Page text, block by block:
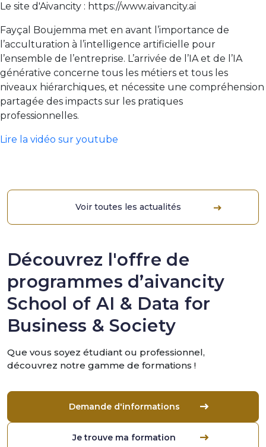
Le site d'Aivancity : https://www.aivancity.ai
Fayçal Boujemma met en avant l’importance de
l’acculturation à l’intelligence artificielle pour
l’ensemble de l’entreprise. L’arrivée de l’IA et de l’IA
générative concerne tous les métiers et tous les
niveaux hiérarchiques, et nécessite une compréhension
partagée des impacts sur les pratiques
professionnelles.
Lire la vidéo sur youtube
Voir toutes les actualités
Découvrez l'offre de
programmes d’aivancity
School of AI & Data for
Business & Society
Que vous soyez étudiant ou professionnel,
découvrez notre gamme de formations !
Demande d'informations
Je trouve ma formation